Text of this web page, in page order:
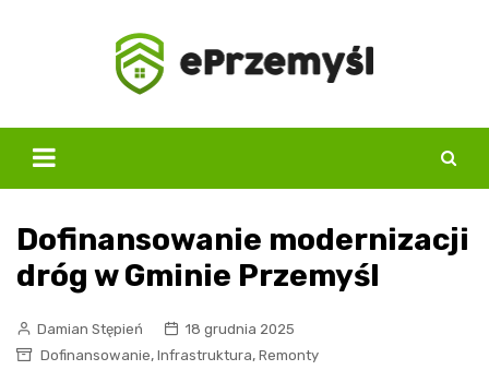
Dofinansowanie modernizacji
dróg w Gminie Przemyśl
Damian Stępień
18 grudnia 2025
Dofinansowanie, Infrastruktura, Remonty